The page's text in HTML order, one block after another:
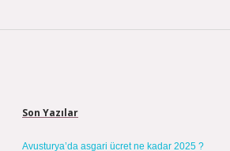
Son Yazılar
Avusturya’da asgari ücret ne kadar 2025 ?